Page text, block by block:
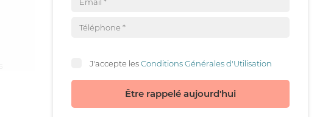
J'accepte lesConditions Générales d'Utilisation
Être rappelé aujourd'hui